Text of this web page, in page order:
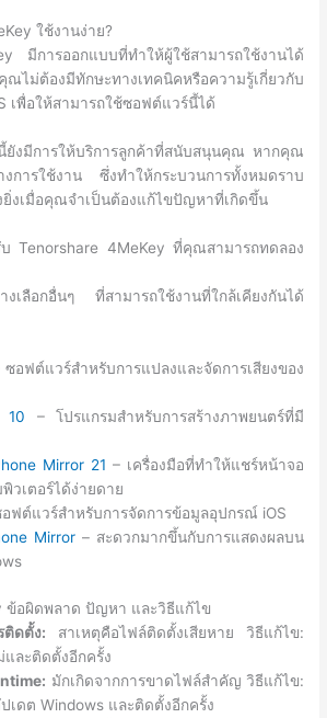
ใช้งานง่าย?
มีการออกแบบที่ทำให้ผู้ใช้สามารถใช้งานได้
ม่ต้องมีทักษะทางเทคนิคหรือความรู้เกี่ยวกับ
เพื่อให้สามารถใช้ซอฟต์แวร์นี้ได้
ยังมีการให้บริการลูกค้าที่สนับสนุนคุณ หากคุณ
งการใช้งาน ซึ่งทำให้กระบวนการทั้งหมดราบ
ยิ่งเมื่อคุณจำเป็นต้องแก้ไขปัญหาที่เกิดขึ้น
บ Tenorshare 4MeKey ที่คุณสามารถทดลอง
งเลือกอื่นๆ ที่สามารถใช้งานที่ใกล้เคียงกันได้
อฟต์แวร์สำหรับการแปลงและจัดการเสียงของ
10 – โปรแกรมสำหรับการสร้างภาพยนตร์ที่มี
Mirror 21 – เครื่องมือที่ทำให้แชร์หน้าจอ
วเตอร์ได้ง่ายดาย
ฟต์แวร์สำหรับการจัดการข้อมูลอุปกรณ์ iOS
Mirror – สะดวกมากขึ้นกับการแสดงผลบน
ข้อผิดพลาด ปัญหา และวิธีแก้ไข
ติดตั้ง: สาเหตุคือไฟล์ติดตั้งเสียหาย วิธีแก้ไข:
ละติดตั้งอีกครั้ง
มักเกิดจากการขาดไฟล์สำคัญ วิธีแก้ไข:
เดต Windows และติดตั้งอีกครั้ง